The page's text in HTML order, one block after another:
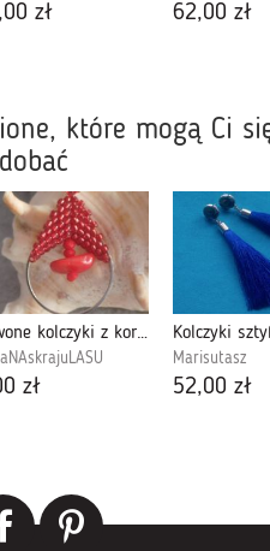
zł 62,00 zł
które mogą Ci
Czerwone kolczyki z koralem
zł
Marisutasz
52,00 zł